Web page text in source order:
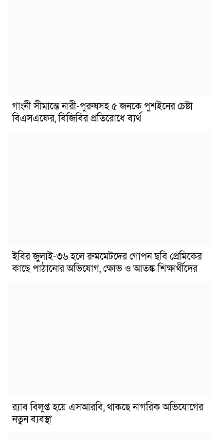
গাংনী সীমান্তে নারী-পুরুষসহ ৫ জনকে পুশইনের চেষ্টা
বিএসএফের, বিজিবির প্রতিরোধে ব্যর্থ
ইবির জুলাই-৩৬ হলে রুমমেটদের গোপন ছবি প্রেমিকের
কাছে পাঠানোর অভিযোগ, ক্ষোভ ও আতঙ্ক শিক্ষার্থীদের
র‍্যাব বিলুপ্ত হয়ে এসআরবি, থাকছে নাগরিক অভিযোগের
নতুন ব্যবস্থা